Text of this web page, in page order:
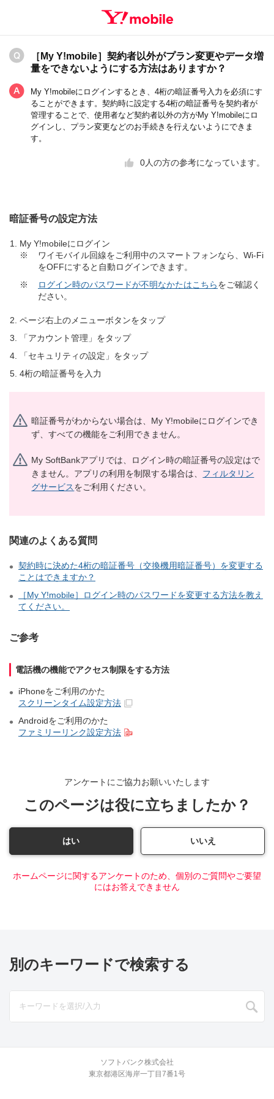
［My Y!mobile］契約者以外がプラン変更やデータ増
量をできないようにする方法はありますか？
My Y!mobileにログインするとき、4桁の暗証番号入力を必須にす
ることができます。契約時に設定する4桁の暗証番号を契約者が
管理することで、使用者など契約者以外の方がMy Y!mobileにロ
グインし、プラン変更などのお手続きを行えないようにできま
す。
0人の方の参考になっています。
暗証番号の設定方法
My Y!mobileにログイン
※
ワイモバイル回線をご利用中のスマートフォンなら、Wi-Fi
をOFFにすると自動ログインできます。
※
ログイン時のパスワードが不明なかたはこちらをご確認く
ださい。
ページ右上のメニューボタンをタップ
「アカウント管理」をタップ
「セキュリティの設定」をタップ
4桁の暗証番号を入力
暗証番号がわからない場合は、My Y!mobileにログインでき
ず、すべての機能をご利用できません。
My SoftBankアプリでは、ログイン時の暗証番号の設定はで
きません。アプリの利用を制限する場合は、 フィルタリン
グサービスをご利用ください。
関連のよくある質問
契約時に決めた4桁の暗証番号（交換機用暗証番号）を変更する
ことはできますか？
［My Y!mobile］ログイン時のパスワードを変更する方法を教え
てください。
ご参考
電話機の機能でアクセス制限をする方法
iPhoneをご利用のかた
スクリーンタイム設定方法
Androidをご利用のかた
ファミリーリンク設定方法
アンケートにご協力お願いいたします
このページは役に立ちましたか？
はい いいえ
ホームページに関するアンケートのため、個別のご質問やご要望
にはお答えできません
別のキーワードで検索する
ソフトバンク株式会社
東京都港区海岸一丁目7番1号